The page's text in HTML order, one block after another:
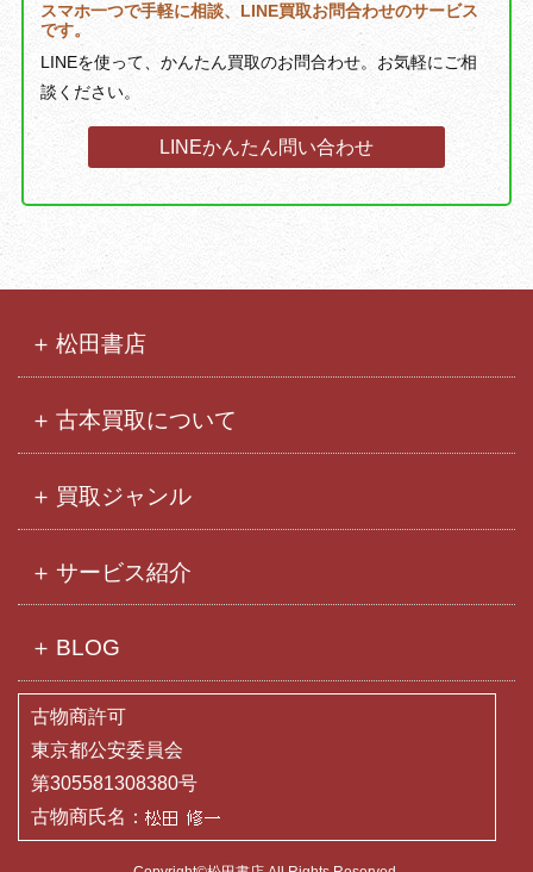
スマホ一つで手軽に相談、LINE買取お問合わせのサービス
です。
LINEを使って、かんたん買取のお問合わせ。お気軽にご相
談ください。
LINEかんたん問い合わせ
松田書店
古本買取について
買取ジャンル
サービス紹介
BLOG
古物商許可
東京都公安委員会
第305581308380号
古物商氏名：